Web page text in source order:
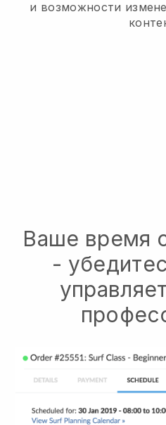
и возможности
Ваше время
-